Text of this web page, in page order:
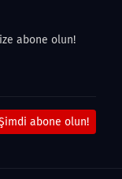
abone olun!
abone olun!